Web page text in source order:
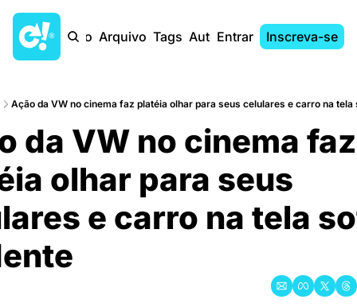
Início Arquivo Tags AutoresEntrar Inscreva-se
Ação da VW no cinema faz platéia olhar para seus celulares e carro na
da VW no cinema faz
olhar para seus
e carro na tela